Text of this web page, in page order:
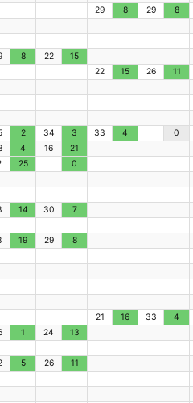
29 8 29 8
8 22
15
22 15 26 11
2 34 3 33 4 0
4 16
21
25
0
14 30
7
19 29
8
21 16 33 4
1 24
13
5 26
11